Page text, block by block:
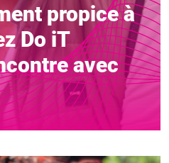
propice à
Do iT
avec